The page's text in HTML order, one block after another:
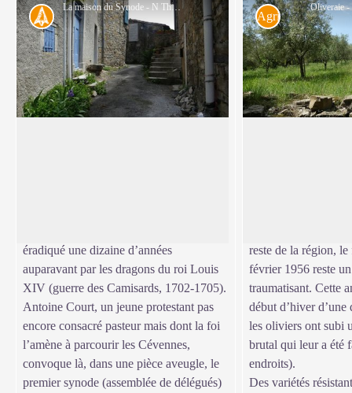
La maison du Synode - N Thomas
Histoire
éradiqué une dizaine d’années
auparavant par les dragons du roi Louis
XIV (guerre des Camisards, 1702-1705).
Antoine Court, un jeune protestant pas
encore consacré pasteur mais dont la foi
l’amène à parcourir les Cévennes,
convoque là, dans une pièce aveugle, le
premier synode (assemblée de délégués)
Oliveraie -
Agriculture
reste de la région,
février 1956 reste
traumatisant. Cette
début d’hiver
les oliviers ont subi
brutal qui leur a été
endroits).
Des variétés